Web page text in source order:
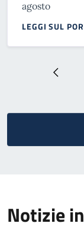
agosto
LEGGI SUL
Paginazione
Pagina
Notizie